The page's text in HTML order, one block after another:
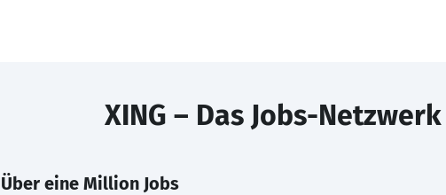
XING – Das Jobs-Netzwerk
Über eine Million Jobs